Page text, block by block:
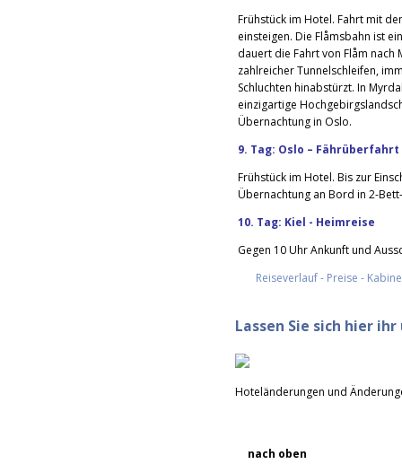
Frühstück im Hotel. Fahrt mit
einsteigen. Die Flåmsbahn ist
dauert die Fahrt von Flåm nach
zahlreicher Tunnelschleifen,
Schluchten hinabstürzt. In
einzigartige
Übernachtung in Oslo.
9. Tag: Oslo – Fährüberfahrt
Frühstück im Hotel. Bis zur
Übernachtung an Bord in 2-
10. Tag: Kiel - Heimreise
Gegen 10 Uhr Ankunft und
Reiseverlauf - Preise -
Lassen Sie sich hier
Hoteländerungen und
nach oben